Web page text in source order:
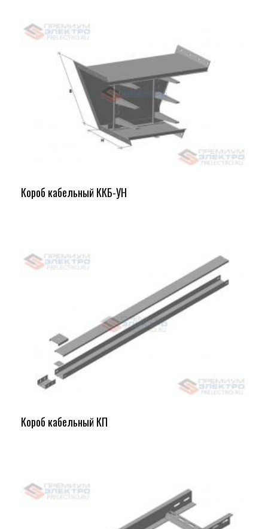
Короб кабельный ККБ-УН
Короб кабельный КП